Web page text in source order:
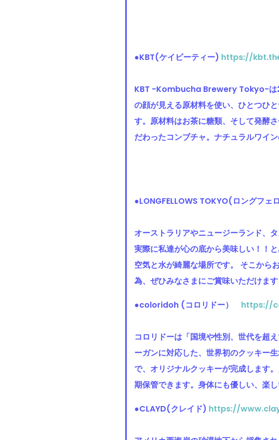
●KBT(ケイビーティー) https://
KBT -Kombucha Brewery Tokyo-は
の顔が見える原材料を使い、ひとつひ
す。原材料はお茶に糖類、そして発酵
だわったコンブチャ。ナチュラルワイ
●LONGFELLOWS TOKYO(ロングフェ
オーストラリアやニュージーランド、
実際に私達が心の底から美味しい！！
空気と水が綺麗な場所です。 そこから
為、ぜひみなさまにご賞味いただけます
●coloridoh (コロリドー） https://
コロリドーは「国境や性別、世代を超
ーガンに対応した、世界初のクッキー
で、オリジナルクッキーが完成します
期保管できます。身体にも優しい、楽
●CLAYD(クレイド) https://